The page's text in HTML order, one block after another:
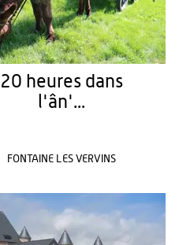
20 heures dans
l'ân'...
FONTAINE LES VERVINS